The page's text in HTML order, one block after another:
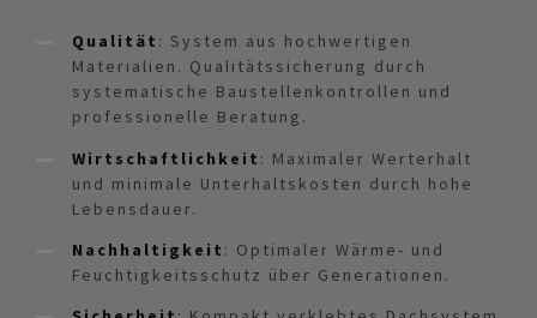
Qualität : System aus hochwertigen
Materialien. Qualitätssicherung durch
systematische Baustellenkontrollen und
professionelle Beratung.
Wirtschaftlichkeit : Maximaler Werterhalt
und minimale Unterhaltskosten durch hohe
Lebensdauer.
Nachhaltigkeit : Optimaler Wärme- und
Feuchtigkeitsschutz über Generationen.